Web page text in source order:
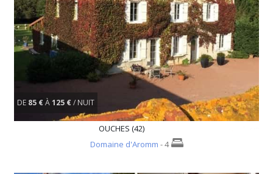
DE 85 €À125 €/ NUIT
OUCHES (42)
Domaine d'Aromm - 4